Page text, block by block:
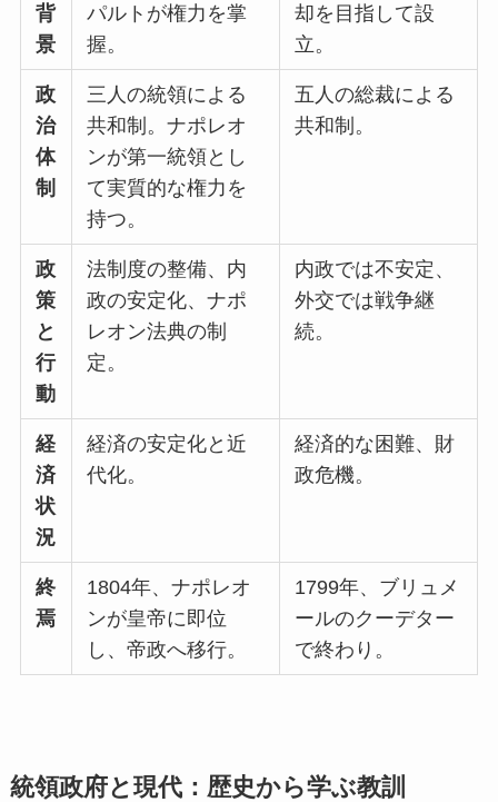
背
景
パルトが権力を掌
握。
却を目指して設
立。
政
治
体
制
三人の統領による
共和制。ナポレオ
ンが第一統領とし
て実質的な権力を
持つ。
五人の総裁による
共和制。
政
策
と
行
動
法制度の整備、内
政の安定化、ナポ
レオン法典の制
定。
内政では不安定、
外交では戦争継
続。
経
済
状
況
経済の安定化と近
代化。
経済的な困難、財
政危機。
終
焉
1804年、ナポレオ
ンが皇帝に即位
し、帝政へ移行。
1799年、ブリュメ
ールのクーデター
で終わり。
統領政府と現代：歴史から学ぶ教訓